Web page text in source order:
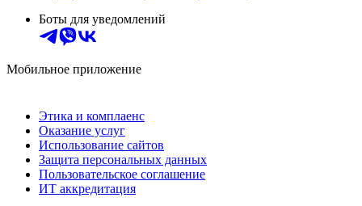
Боты для уведомлений
Мобильное приложение
Этика и комплаенс
Оказание услуг
Использование сайтов
Защита персональных данных
Пользовательское соглашение
ИТ аккредитация